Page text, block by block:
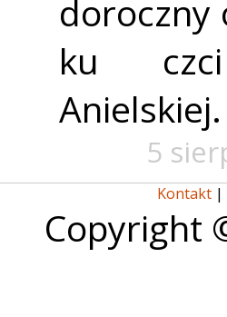
doroczny
ku
Anielskiej.
5
Kontakt |
Copyright